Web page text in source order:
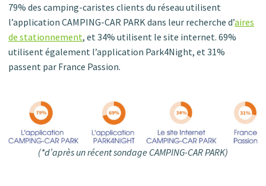
79% des camping-caristes clients du réseau utilisent
l’application CAMPING-CAR PARK dans leur recherche d’aires
de stationnement, et 34% utilisent le site internet. 69%
utilisent également l’application Park4Night, et 31%
passent par France Passion.
(*d’après un récent sondage CAMPING-CAR PARK)